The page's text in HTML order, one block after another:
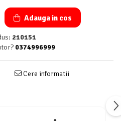
Adauga in cos
210151
0374996999
Cere informatii